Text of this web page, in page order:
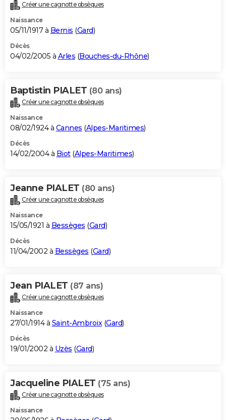
Créer une cagnotte obsèques
Naissance
05/11/1917 à Bernis (Gard)
Décès
04/02/2005 à Arles (Bouches-du-Rhône)
Baptistin PIALET (80 ans)
Créer une cagnotte obsèques
Naissance
08/02/1924 à Cannes (Alpes-Maritimes)
Décès
14/02/2004 à Biot(Alpes-Maritimes)
Jeanne PIALET (80 ans)
Créer une cagnotte obsèques
Naissance
15/05/1921 à Bessèges (Gard)
Décès
11/04/2002 à Bessèges (Gard)
Jean PIALET (87 ans)
Créer une cagnotte obsèques
Naissance
27/01/1914 à Saint-Ambroix(Gard)
Décès
19/01/2002 à Uzès (Gard)
Jacqueline PIALET (75 ans)
Créer une cagnotte obsèques
Naissance